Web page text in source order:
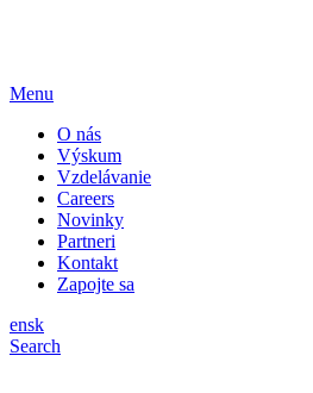
Menu
O nás
Výskum
Vzdelávanie
Careers
Novinky
Partneri
Kontakt
Zapojte sa
ensk
Search